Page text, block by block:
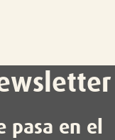
pasa en el